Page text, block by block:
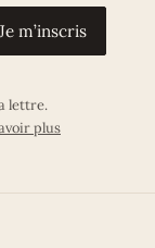
email
Je m’inscris
lettre.
plus